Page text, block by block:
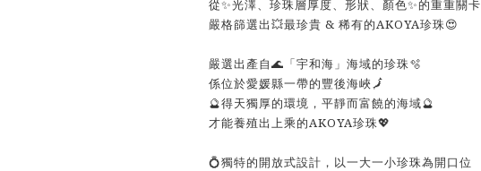
從✨光澤、珍珠層厚度、形狀、顏色✨的重重關卡
嚴格篩選出💥最珍貴 & 稀有的AKOYA珍珠😍
嚴選出產自🌊「宇和海」海域的珍珠🫧
係位於愛媛縣一帶的豐後海峽🗾
🔮得天獨厚的環境，平靜而富饒的海域🔮
才能養殖出上乘的AKOYA珍珠💖
💍獨特的開放式設計，以一大一小珍珠為開口位